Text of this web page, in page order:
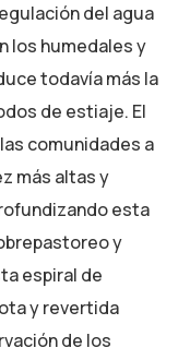
del agua
los humedales y
todavía más la
de estiaje. El
comunidades a
más altas y
esta
y
espiral de
y revertida
de los